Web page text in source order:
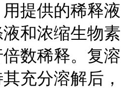
提供的稀释液
和浓缩生物素
数稀释。复溶
充分溶解后，